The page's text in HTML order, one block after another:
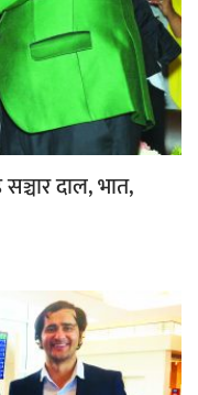
दाल, भात,